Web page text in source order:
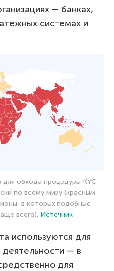
— банках,
системах и
обхода процедуры KYC
по всему миру (красным
в которых подобные
всего). Источник
используются для
деятельности — в
для